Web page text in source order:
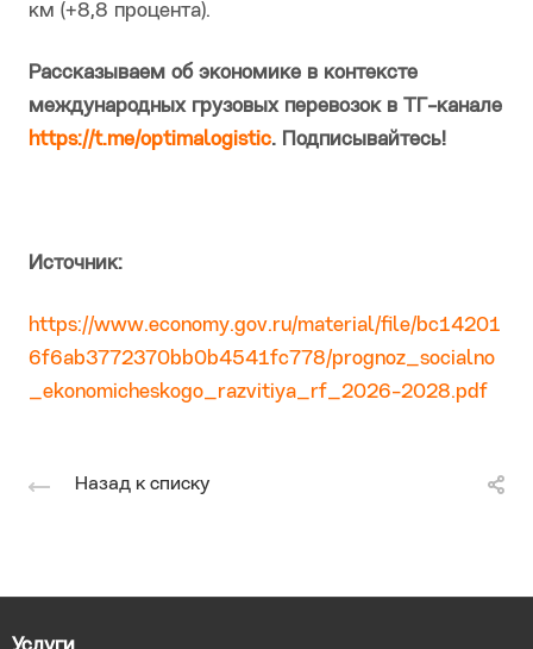
км (+8,8 процента).
Рассказываем об экономике в контексте
международных грузовых перевозок в ТГ-канале
https://t.me/optimalogistic. Подписывайтесь!
Источник:
https://www.economy.gov.ru/material/file/bc14201
6f6ab3772370bb0b4541fc778/prognoz_socialno
_ekonomicheskogo_razvitiya_rf_2026-2028.pdf
Назад к списку